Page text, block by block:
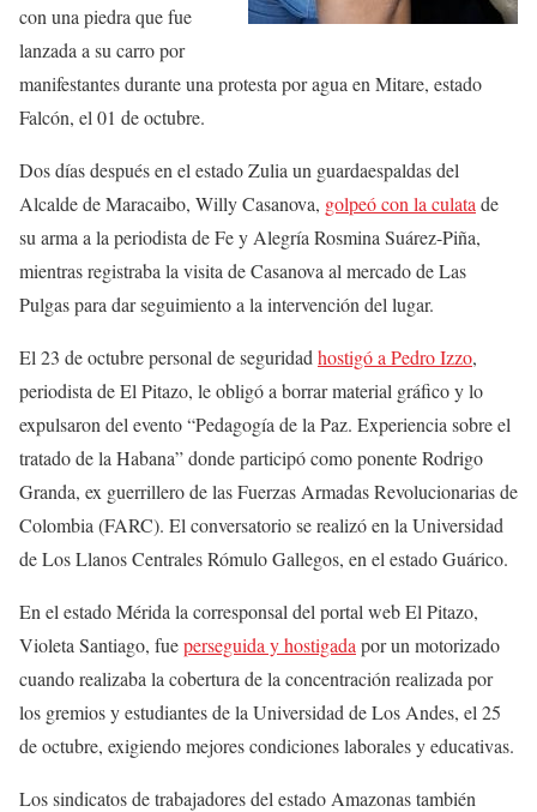
con una piedra que fue
lanzada a su carro por
manifestantes durante una protesta por agua en Mitare, estado
Falcón, el 01 de octubre.
Dos días después en el estado Zulia un guardaespaldas del
Alcalde de Maracaibo, Willy Casanova, golpeó con la culata de
su arma a la periodista de Fe y Alegría Rosmina Suárez-Piña,
mientras registraba la visita de Casanova al mercado de Las
Pulgas para dar seguimiento a la intervención del lugar.
El 23 de octubre personal de seguridad hostigó a Pedro Izzo,
periodista de El Pitazo, le obligó a borrar material gráfico y lo
expulsaron del evento “Pedagogía de la Paz. Experiencia sobre el
tratado de la Habana” donde participó como ponente Rodrigo
Granda, ex guerrillero de las Fuerzas Armadas Revolucionarias de
Colombia (FARC). El conversatorio se realizó en la Universidad
de Los Llanos Centrales Rómulo Gallegos, en el estado Guárico.
En el estado Mérida la corresponsal del portal web El Pitazo,
Violeta Santiago, fueperseguida y hostigada por un motorizado
cuando realizaba la cobertura de la concentración realizada por
los gremios y estudiantes de la Universidad de Los Andes, el 25
de octubre, exigiendo mejores condiciones laborales y educativas.
Los sindicatos de trabajadores del estado Amazonas también